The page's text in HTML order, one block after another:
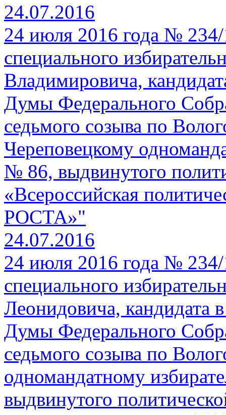
24.07.2016
24 июля 2016 года №
специального
Владимировича,
Думы Федерального
седьмого созыва по
Череповецкому
№ 86, выдвинутого
«Всероссийская
РОСТА»"
24.07.2016
24 июля 2016 года №
специального
Леонидовича, кандидата
Думы Федерального
седьмого созыва по
одномандатному
выдвинутого